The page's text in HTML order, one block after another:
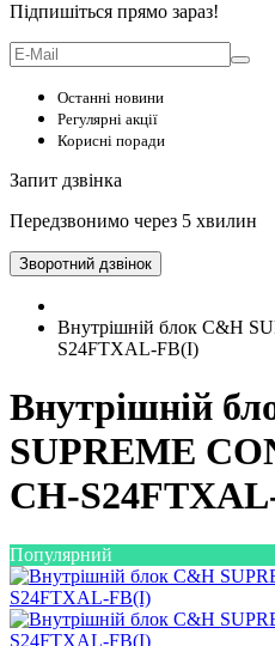
Підпишіться прямо зараз!
Останні новини
Регулярні акції
Корисні поради
Запит дзвінка
Передзвонимо через 5 хвилин
Зворотний дзвінок
Внутрішній блок C&H
S24FTXAL-FB(I)
Внутрішній
SUPREME
CH-
Популярний